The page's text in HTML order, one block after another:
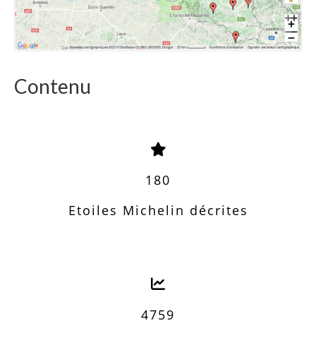
Contenu
180
Etoiles Michelin décrites
4759